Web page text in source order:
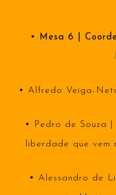
• Mesa 6 |
• Alfredo Veiga-
• Pedro de Souza
liberdade que vem
• Alessandro de